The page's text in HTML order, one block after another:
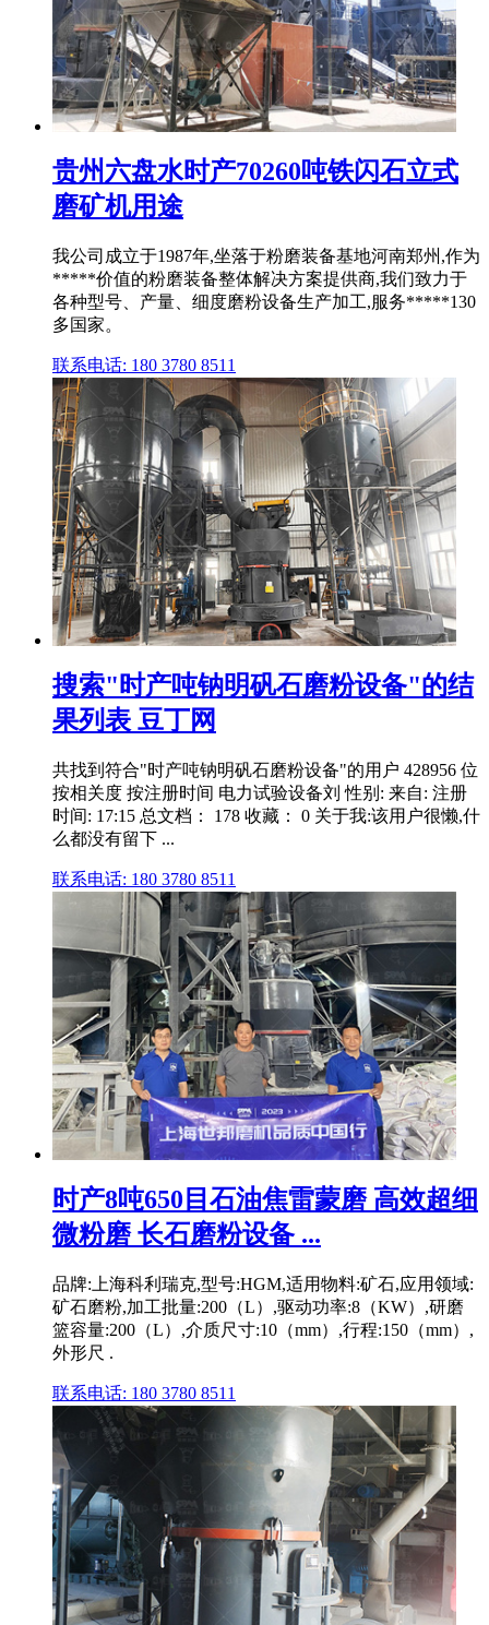
贵州六盘水时产70260吨铁闪石立式
磨矿机用途
我公司成立于1987年,坐落于粉磨装备基地河南郑州,作为
*****价值的粉磨装备整体解决方案提供商,我们致力于
各种型号、产量、细度磨粉设备生产加工,服务*****130
多国家。
联系电话: 180 3780 8511
搜索"时产吨钠明矾石磨粉设备"的结
果列表 豆丁网
共找到符合"时产吨钠明矾石磨粉设备"的用户 428956 位
按相关度 按注册时间 电力试验设备刘 性别: 来自: 注册
时间: 17:15 总文档： 178 收藏： 0 关于我:该用户很懒,什
么都没有留下 ...
联系电话: 180 3780 8511
时产8吨650目石油焦雷蒙磨 高效超细
微粉磨 长石磨粉设备 ...
品牌:上海科利瑞克,型号:HGM,适用物料:矿石,应用领域:
矿石磨粉,加工批量:200（L）,驱动功率:8（KW）,研磨
篮容量:200（L）,介质尺寸:10（mm）,行程:150（mm）,
外形尺 .
联系电话: 180 3780 8511